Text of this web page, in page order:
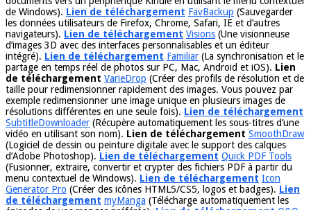
de Windows). Lien de téléchargement FavBackup (Sauvegarder
les données utilisateurs de Firefox, Chrome, Safari, IE et d’autres
navigateurs). Lien de téléchargement Visions (Une visionneuse
d’images 3D avec des interfaces personnalisables et un éditeur
intégré). Lien de téléchargement Familiar (La synchronisation et le
partage en temps réel de photos sur PC, Mac, Android et iOS). Lien
de téléchargement VarieDrop (Créer des profils de résolution et de
taille pour redimensionner rapidement des images. Vous pouvez par
exemple redimensionner une image unique en plusieurs images de
résolutions différentes en une seule fois). Lien de téléchargement
SubtitleDownloader (Récupère automatiquement les sous-titres d’une
vidéo en utilisant son nom). Lien de téléchargement SmoothDraw
(Logiciel de dessin ou peinture digitale avec le support des calques
d’Adobe Photoshop). Lien de téléchargement Quick PDF Tools
(Fusionner, extraire, convertir et crypter des fichiers PDF à partir du
menu contextuel de Windows). Lien de téléchargement Icon
Generator Pro (Créer des icônes HTML5/CS5, logos et badges). Lien
de téléchargement myManga (Télécharge automatiquement les